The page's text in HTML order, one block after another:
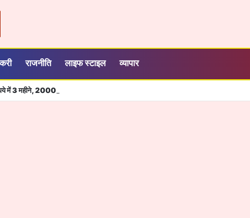
राजनीति लाइफ स्टाइल व्यापार
में 3 महीने, 2000 रुपये में सालभर मनोरंजन, जियो ने बढ़ाया OTT-Pass का दायरा